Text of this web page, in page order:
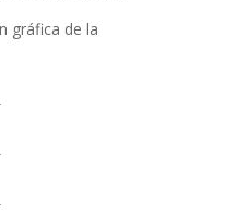
gráfica de la